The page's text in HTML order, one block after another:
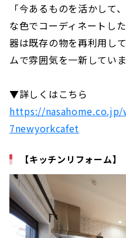
「今あるものを活かして
な色でコーディネートし
器は既存の物を再利用し
ムで雰囲気を一新していま
▼詳しくはこちら
https://
7newyorkcafet
【キッチンリフォーム】